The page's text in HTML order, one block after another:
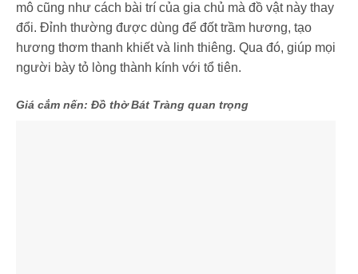
mô cũng như cách bài trí của gia chủ mà đồ vật này thay
đổi. Đỉnh thường được dùng để đốt trầm hương, tạo
hương thơm thanh khiết và linh thiêng. Qua đó, giúp mọi
người bày tỏ lòng thành kính với tổ tiên.
Giá cắm nến: Đồ thờ Bát Tràng quan trọng